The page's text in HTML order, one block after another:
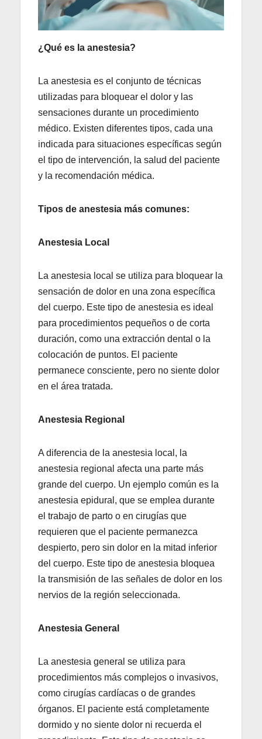
¿Qué es la anestesia?
La anestesia es el conjunto de técnicas
utilizadas para bloquear el dolor y las
sensaciones durante un procedimiento
médico. Existen diferentes tipos, cada una
indicada para situaciones específicas según
el tipo de intervención, la salud del paciente
y la recomendación médica.
Tipos de anestesia más comunes:
Anestesia Local
La anestesia local se utiliza para bloquear la
sensación de dolor en una zona específica
del cuerpo. Este tipo de anestesia es ideal
para procedimientos pequeños o de corta
duración, como una extracción dental o la
colocación de puntos. El paciente
permanece consciente, pero no siente dolor
en el área tratada.
Anestesia Regional
A diferencia de la anestesia local, la
anestesia regional afecta una parte más
grande del cuerpo. Un ejemplo común es la
anestesia epidural, que se emplea durante
el trabajo de parto o en cirugías que
requieren que el paciente permanezca
despierto, pero sin dolor en la mitad inferior
del cuerpo. Este tipo de anestesia bloquea
la transmisión de las señales de dolor en los
nervios de la región seleccionada.
Anestesia General
La anestesia general se utiliza para
procedimientos más complejos o invasivos,
como cirugías cardíacas o de grandes
órganos. El paciente está completamente
dormido y no siente dolor ni recuerda el